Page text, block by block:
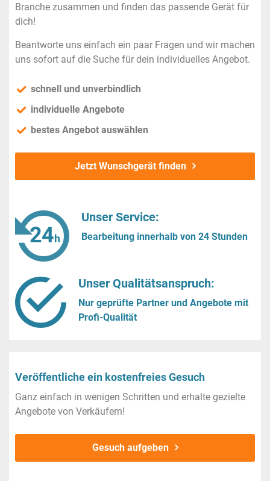
Branche zusammen und finden das passende Gerät für
dich!
Beantworte uns einfach ein paar Fragen und wir machen
uns sofort auf die Suche für dein individuelles Angebot.
schnell und unverbindlich
individuelle Angebote
bestes Angebot auswählen
Jetzt Wunschgerät finden
Unser Service:
Bearbeitung innerhalb von 24 Stunden
Unser Qualitätsanspruch:
Nur geprüfte Partner und Angebote mit
Profi-Qualität
Veröffentliche ein kostenfreies Gesuch
Ganz einfach in wenigen Schritten und erhalte gezielte
Angebote von Verkäufern!
Gesuch aufgeben